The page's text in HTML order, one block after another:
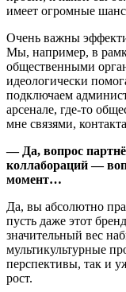
имеет огромные
Очень важны
Мы, например, в
общественными
идеологически
подключаем
арсенале, где-то
мне связями,
— Да, вопрос
коллабораций —
момент…
Да, вы абсолютно
пусть даже этот
значительный вес
мультикультурные
перспективы, так и
рост.